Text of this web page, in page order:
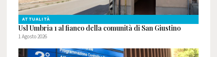
ATTUALITÀ
Usl Umbria 1 al fianco della comunità di San Giustino
1 Agosto 2026